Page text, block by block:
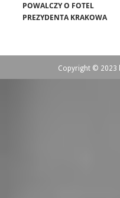
POWALCZY O FOTEL
PREZYDENTA KRAKOWA
Copyright © 2023